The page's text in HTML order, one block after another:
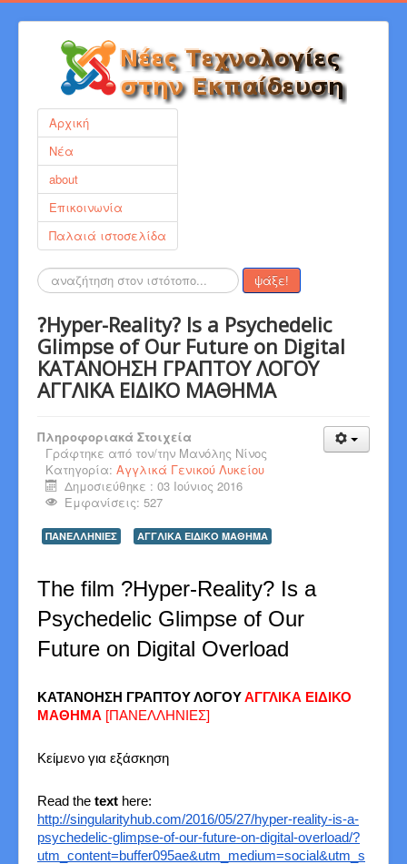
Αρχική
Νέα
about
Επικοινωνία
Παλαιά ιστοσελίδα
Αναζήτηση... ψάξε!
?Hyper-Reality? Is a Psychedelic
Glimpse of Our Future on Digital
ΚΑΤΑΝΟΗΣΗ ΓΡΑΠΤΟΥ ΛΟΓΟΥ
ΑΓΓΛΙΚΑ ΕΙΔΙΚΟ ΜΑΘΗΜΑ
Πληροφοριακά Στοιχεία
Γράφτηκε από τον/την Μανόλης Νίνος
Κατηγορία: Αγγλικά Γενικού Λυκείου
Δημοσιεύθηκε : 03 Ιούνιος 2016
Εμφανίσεις: 527
ΠΑΝΕΛΛΗΝΙΕΣ ΑΓΓΛΙΚΑ ΕΙΔΙΚΟ ΜΑΘΗΜΑ
The film ?Hyper-Reality? Is a
Psychedelic Glimpse of Our
Future on Digital Overload
ΚΑΤΑΝΟΗΣΗ ΓΡΑΠΤΟΥ ΛΟΓΟΥΑΓΓΛΙΚΑ ΕΙΔΙΚΟ
ΜΑΘΗΜΑ [ΠΑΝΕΛΛΗΝΙΕΣ]
Κείμενο για εξάσκηση
Read the text here:
http://singularityhub.com/2016/05/27/hyper-reality-is-a-
psychedelic-glimpse-of-our-future-on-digital-overload/?
utm_content=buffer095ae&utm_medium=social&utm_s